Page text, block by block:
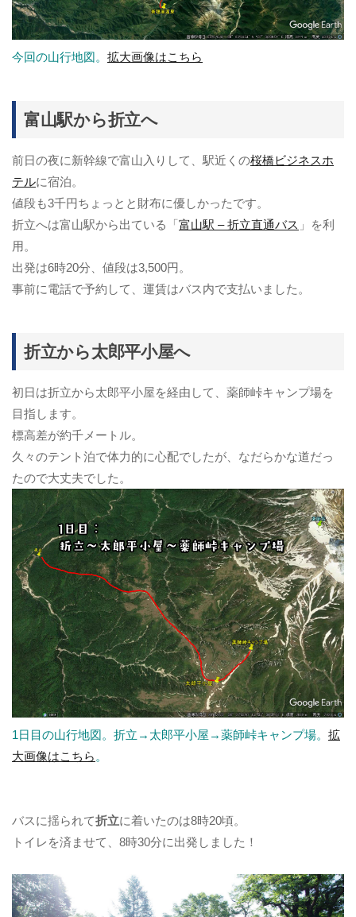
今回の山行地図。 拡大画像はこちら
富山駅から折立へ
前日の夜に新幹線で富山入りして、駅近くの桜橋ビジネスホ
テルに宿泊。
値段も3千円ちょっとと財布に優しかったです。
折立へは富山駅から出ている「富山駅 – 折立直通バス 」を利
用。
出発は6時20分、値段は3,500円。
事前に電話で予約して、運賃はバス内で支払いました。
折立から太郎平小屋へ
初日は折立から太郎平小屋を経由して、薬師峠キャンプ場を
目指します。
標高差が約千メートル。
久々のテント泊で体力的に心配でしたが、なだらかな道だっ
たので大丈夫でした。
1日目の山行地図。折立→太郎平小屋→薬師峠キャンプ場。 拡
大画像はこちら 。
バスに揺られて折立に着いたのは8時20頃。
トイレを済ませて、8時30分に出発しました！